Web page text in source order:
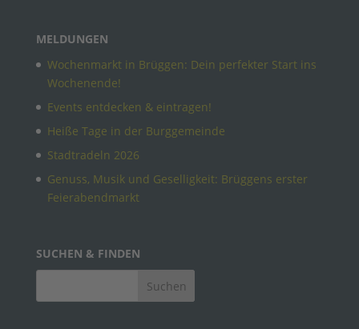
MELDUNGEN
Wochenmarkt in Brüggen: Dein perfekter Start ins
Wochenende!
Events entdecken & eintragen!
Heiße Tage in der Burggemeinde
Stadtradeln 2026
Genuss, Musik und Geselligkeit: Brüggens erster
Feierabendmarkt
SUCHEN & FINDEN